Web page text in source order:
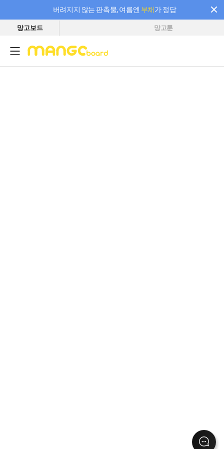
버려지지 않는 판촉물, 여름엔 부채가 정답
필요한 만큼 충전하고 끊김 없이 작업하세요! 새로워진 AI 부스터 요금제
망고보드 망고툰